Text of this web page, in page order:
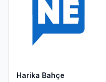
Harika Bahçe